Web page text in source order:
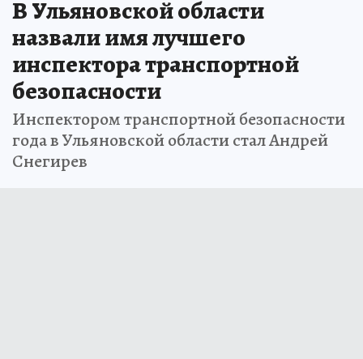
В Ульяновской области
назвали имя лучшего
инспектора транспортной
безопасности
Инспектором транспортной безопасности
года в Ульяновской области стал Андрей
Снегирев